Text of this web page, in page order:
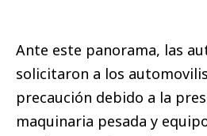
Ante este panorama, las
solicitaron a los
precaución debido a la
maquinaria pesada y